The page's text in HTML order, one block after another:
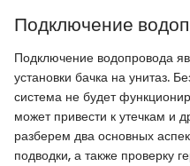
Подключение
Подключение водопровода
установки бачка на унитаз.
система не будет
может привести к утечкам и
разберем два основных
подводки, а также проверку